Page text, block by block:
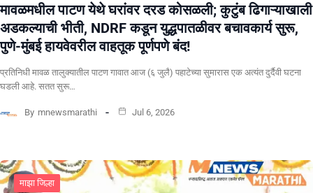
मावळमधील पाटण येथे घरांवर दरड कोसळली; कुटुंब ढिगाऱ्याखाली
अडकल्याची भीती, NDRF कडून युद्धपातळीवर बचावकार्य सुरू,
पुणे-मुंबई हायवेवरील वाहतूक पूर्णपणे बंद!
​प्रतिनिधी मावळ तालुक्यातील पाटण गावात आज (६ जुलै) पहाटेच्या सुमारास एक अत्यंत दुर्दैवी घटना
घडली आहे. सतत सुरू…
By mnewsmarathi Jul 6, 2026
माझा जिल्हा